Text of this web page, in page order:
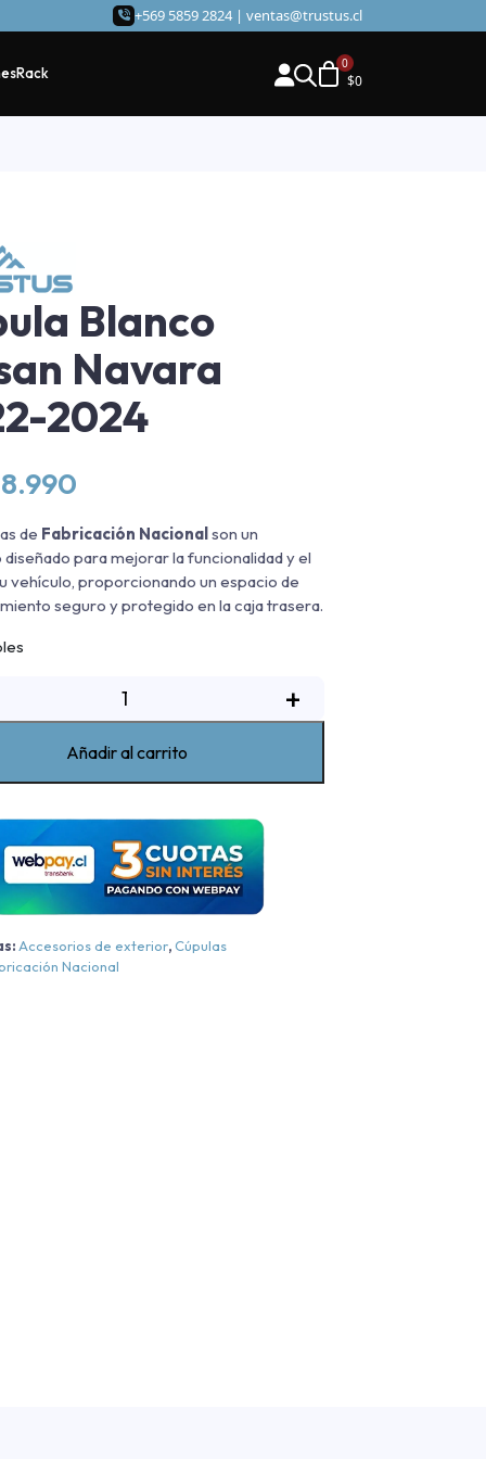
+569 5859 2824 | ventas@trustus.cl
Rack $0
Blanco
Navara
2024
de Fabricación Nacional son un
para mejorar la funcionalidad y el
vehículo, proporcionando un espacio de
seguro y protegido en la caja trasera.
+
Añadir al carrito
Accesorios de exterior,Cúpulas
Nacional